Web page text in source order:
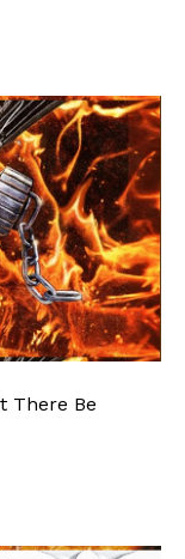
There Be